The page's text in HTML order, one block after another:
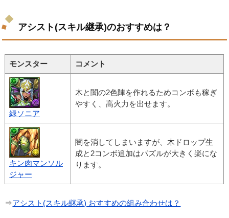
アシスト(スキル継承)のおすすめは？
モンスター コメント
緑ソニア
木と闇の2色陣を作れるためコンボも稼ぎ
やすく、高火力を出せます。
キン肉マンソル
ジャー
闇を消してしまいますが、木ドロップ生
成と2コンボ追加はパズルが大きく楽にな
ります。
⇒アシスト(スキル継承) おすすめの組み合わせは？